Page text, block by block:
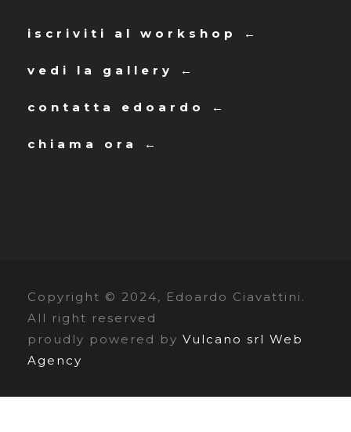
iscriviti al workshop ←
vedi la gallery ←
contatta edoardo ←
chiama ora ←
Copyright © 2024, Edoardo Ciavattini.
All right reserved
proudly powered by Vulcano srl Web
Agency